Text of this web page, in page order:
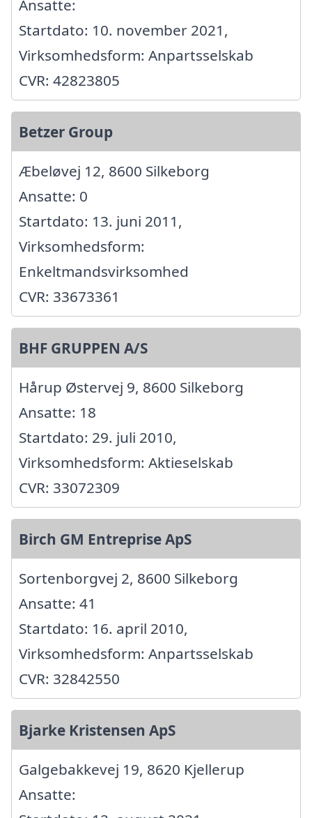
Ansatte:
Startdato: 10. november 2021,
Virksomhedsform: Anpartsselskab
CVR: 42823805
Betzer Group
Æbeløvej 12, 8600 Silkeborg
Ansatte: 0
Startdato: 13. juni 2011,
Virksomhedsform:
Enkeltmandsvirksomhed
CVR: 33673361
BHF GRUPPEN A/S
Hårup Østervej 9, 8600 Silkeborg
Ansatte: 18
Startdato: 29. juli 2010,
Virksomhedsform: Aktieselskab
CVR: 33072309
Birch GM Entreprise ApS
Sortenborgvej 2, 8600 Silkeborg
Ansatte: 41
Startdato: 16. april 2010,
Virksomhedsform: Anpartsselskab
CVR: 32842550
Bjarke Kristensen ApS
Galgebakkevej 19, 8620 Kjellerup
Ansatte: